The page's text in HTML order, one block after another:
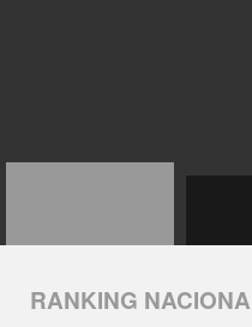
RANKING